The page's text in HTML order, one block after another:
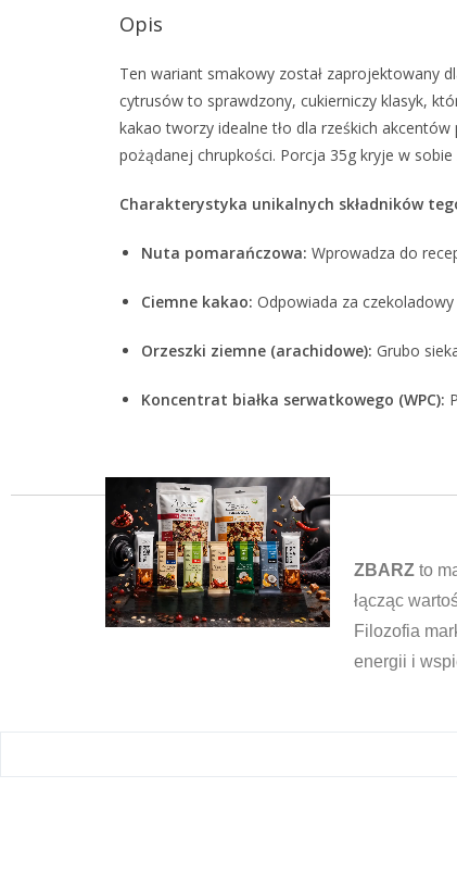
Opis
Ten wariant smakowy został zaprojektowany
cytrusów to sprawdzony, cukierniczy klasyk,
kakao tworzy idealne tło dla rześkich
pożądanej chrupkości. Porcja 35g kryje w
Charakterystyka unikalnych składników
Nuta pomarańczowa: Wprowadza do
Ciemne kakao: Odpowiada za
Orzeszki ziemne (arachidowe): Grubo
Koncentrat białka serwatkowego (WPC):
ZBARZto
łącząc
Filozofia
energii i